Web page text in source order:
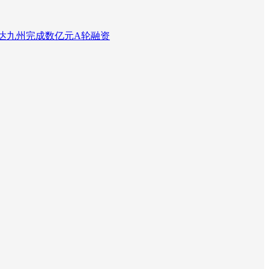
九州完成数亿元A轮融资